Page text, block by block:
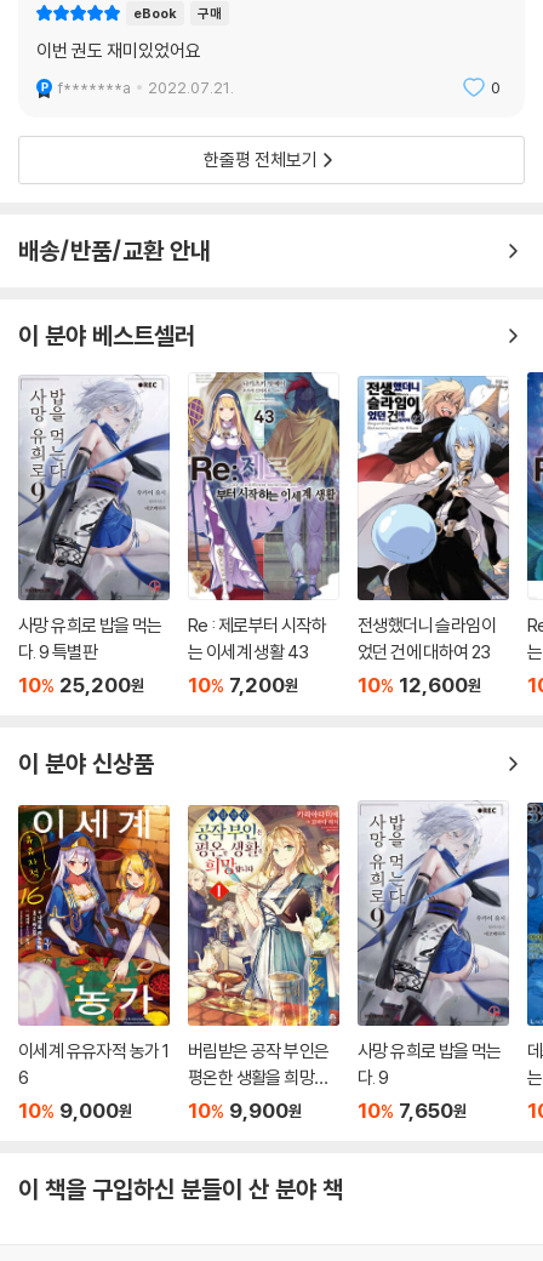
eBook 구매
이번 권도 재미있었어요
f*******a 2022.07.21. 0
한줄평 전체보기
배송/반품/교환 안내
이 분야 베스트셀러
사망 유희로 밥을 먹는
다. 9 특별판
10% 25,200원
Re : 제로부터 시작하
는 이세계 생활 43
10% 7,200원
전생했더니 슬라임이
었던 건에 대하여 23
10% 12,600원
이 분야 신상품
이세계 유유자적 농가 1
6
10% 9,000원
버림받은 공작 부인은
평온한 생활을 희망합
니다 1
10% 9,900원
사망 유희로 밥을 먹는
다. 9
10% 7,650원
이 책을 구입하신 분들이 산 분야 책